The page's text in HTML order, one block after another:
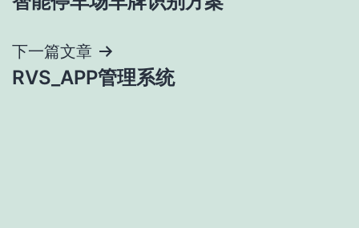
章
导
航
下一篇文章
RVS_APP管理系统